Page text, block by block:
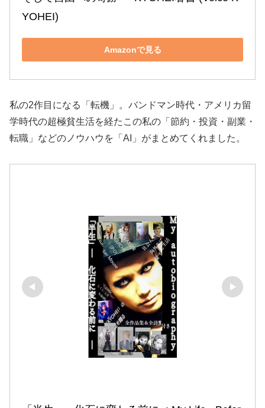
YOHEI)
Amazonで見る
私の2作目になる「転機」。バンドマン時代・アメリカ留
学時代の超極貧生活を経たこの私の「節約・投資・副業・
転職」などのノウハウを「AI」がまとめてくれました。